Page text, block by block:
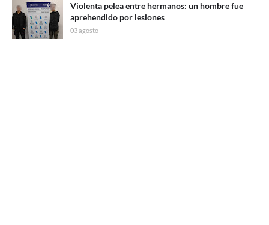
Violenta pelea entre hermanos: un hombre fue
aprehendido por lesiones
03 agosto